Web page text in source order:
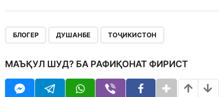
БЛОГЕР ДУШАНБЕ ТОҶИКИСТОН
МАЪҚУЛ ШУД? БА РАФИҚОНАТ ФИРИСТ